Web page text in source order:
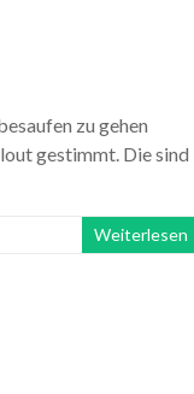
zu gehen
gestimmt. Die sind
Weiterlesen